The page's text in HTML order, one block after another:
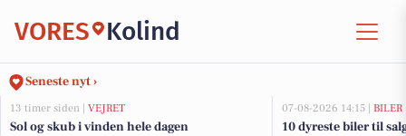
VORES Kolind
Seneste nyt ›
13 timer siden | VEJRET
Sol og skub i vinden hele dagen
07-08-2026 14:15 | BILER
10 dyreste biler til